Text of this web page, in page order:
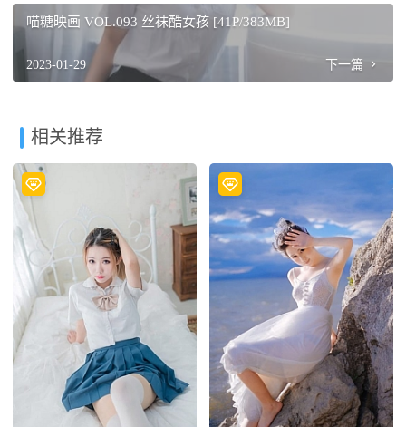
喵糖映画 VOL.093 丝袜酷女孩 [41P/383MB]
2023-01-29 下一篇
相关推荐